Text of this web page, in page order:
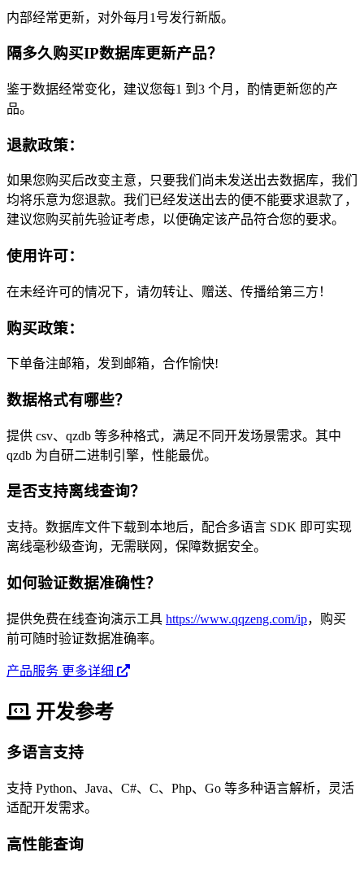
内部经常更新，对外每月1号发行新版。
隔多久购买IP数据库更新产品？
鉴于数据经常变化，建议您每1 到 3 个月，酌情更新您的产
品。
退款政策：
如果您购买后改变主意，只要我们尚未发送出去数据库，我们
均将乐意为您退款。我们已经发送出去的便不能要求退款了，
建议您购买前先验证考虑，以便确定该产品符合您的要求。
使用许可：
在未经许可的情况下，请勿转让、赠送、传播给第三方！
购买政策：
下单备注邮箱，发到邮箱，合作愉快!
数据格式有哪些？
提供 csv、qzdb 等多种格式，满足不同开发场景需求。其中
qzdb 为自研二进制引擎，性能最优。
是否支持离线查询？
支持。数据库文件下载到本地后，配合多语言 SDK 即可实现
离线毫秒级查询，无需联网，保障数据安全。
如何验证数据准确性？
提供免费在线查询演示工具 https://www.qqzeng.com/ip，购买
前可随时验证数据准确率。
产品服务 更多详细
开发参考
多语言支持
支持 Python、Java、C#、C、Php、Go 等多种语言解析，灵活
适配开发需求。
高性能查询